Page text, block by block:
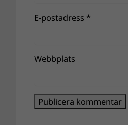
E-postadress *
Webbplats